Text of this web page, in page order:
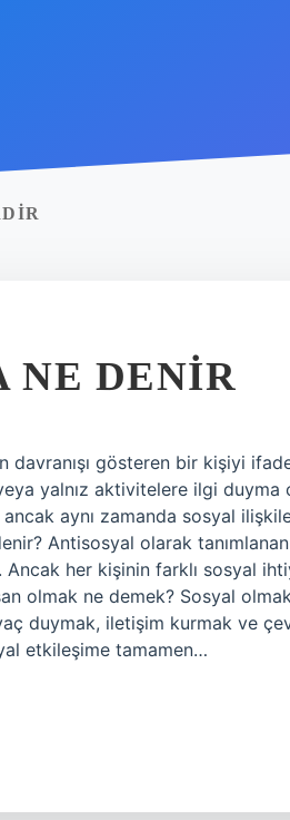
NE DENIR
davranışı gösteren bir kişiyi
yalnız aktivitelere ilgi duyma
aynı zamanda sosyal
Antisosyal olarak
Ancak her kişinin farklı sosyal
olmak ne demek? Sosyal
duymak, iletişim kurmak ve
etkileşime tamamen…